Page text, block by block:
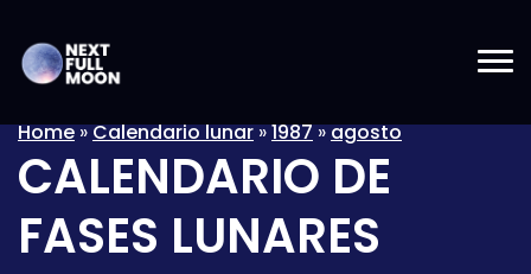
Home»Calendario lunar»1987»agosto
CALENDARIO DE
FASES LUNARES